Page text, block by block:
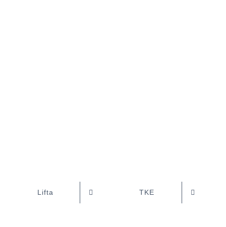
Lifta TKE